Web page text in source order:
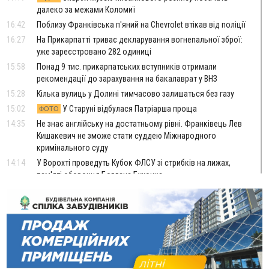
далеко за межами Коломиї
16:42
Поблизу Франківська п'яний на Chevrolet втікав від поліції
16:27
На Прикарпатті триває декларування вогнепальної зброї:
уже зареєстровано 282 одиниці
15:58
Понад 9 тис. прикарпатських вступників отримали
рекомендації до зарахування на бакалаврат у ВНЗ
15:28
Кілька вулиць у Долині тимчасово залишаться без газу
15:02
ФОТО
У Старуні відбулася Патріарша проща
14:35
Не знає англійську на достатньому рівні. Франківець Лев
Кишакевич не зможе стати суддею Міжнародного
кримінального суду
14:14
У Ворохті проведуть Кубок ФЛСУ зі стрибків на лижах,
пам'яті оборонця Богдана Бухонка
На Калущині розшукали чоловіка, який три дні
блукав у лісі
13:14
Боднар розповів про реакцію влади Польщі на атаки на
українців та про зміни після 23 серпня
12:31
ВІДЕО "Едельвейси" щемливо привітали рідну Коломию з
Днем міста